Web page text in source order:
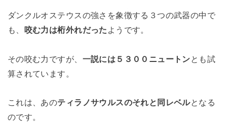
ダンクルオステウスの強さを象徴する３つの武器の中で
も、 咬む力は桁外れだった ようです。
その咬む力ですが、 一説には５３００ニュートン とも試
算されています。
これは、あのティラノサウルスのそれと同レベルとなる
のです。